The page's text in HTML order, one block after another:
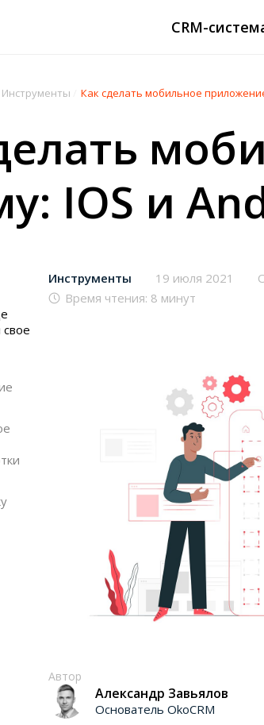
CRM-
Инструменты Как сделать мобильное
IOS и
Инструменты 19 июля 2021
Время чтения: 8 минут
Автор
Александр Завьялов
Основатель OkoCRM